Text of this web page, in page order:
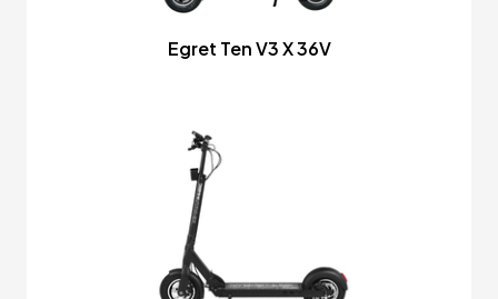
Egret Ten V3 X 36V